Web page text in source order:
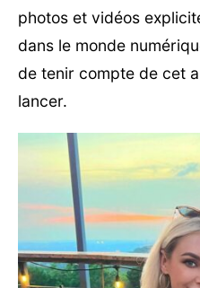
photos et vidéos
dans le monde
de tenir compte de cet
lancer.